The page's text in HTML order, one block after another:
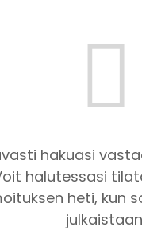
hakuasi
halutessasi
heti, kun